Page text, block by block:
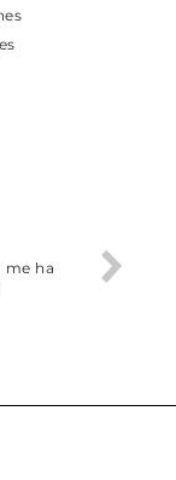
me ha